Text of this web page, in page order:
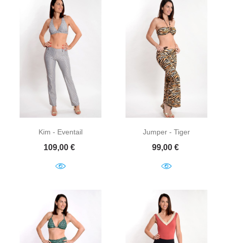
Kim - Eventail
Prix
109,00 €
Jumper - Tiger
Prix
99,00 €